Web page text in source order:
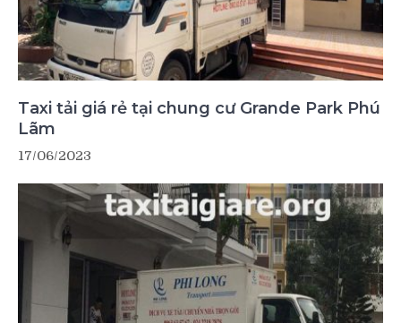
Taxi tải giá rẻ tại chung cư Grande Park Phú
Lãm
17/06/2023